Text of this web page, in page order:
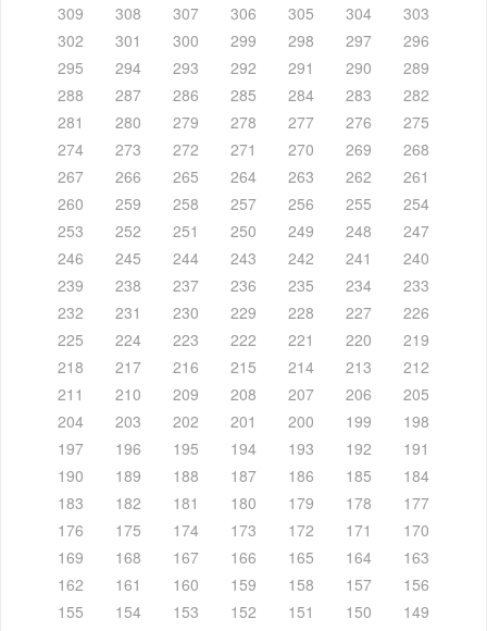
309
308 307 306 305 304
303
302
301 300 299 298 297
296
295
294 293 292 291 290
289
288
287 286 285 284 283
282
281
280 279 278 277 276
275
274
273 272 271 270 269
268
267
266 265 264 263 262
261
260
259 258 257 256 255
254
253
252 251 250 249 248
247
246
245 244 243 242 241
240
239
238 237 236 235 234
233
232
231 230 229 228 227
226
225
224 223 222 221 220
219
218
217 216 215 214 213
212
211
210 209 208 207 206
205
204
203 202 201 200 199
198
197
196 195 194 193 192
191
190
189 188 187 186 185
184
183
182 181 180 179 178
177
176
175 174 173 172 171
170
169
168 167 166 165 164
163
162
161 160 159 158 157
156
155
154 153 152 151 150
149